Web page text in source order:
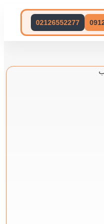
02126552277